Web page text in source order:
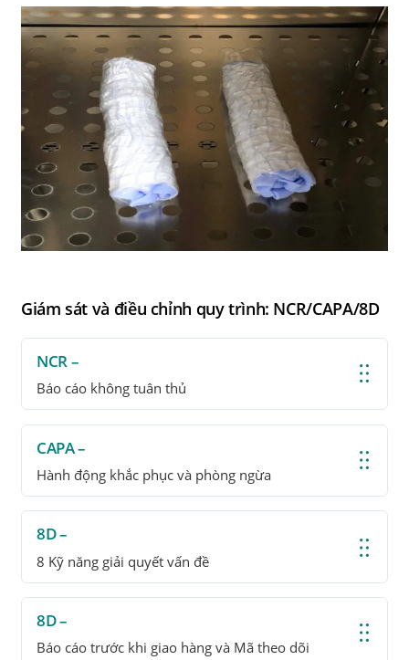
Giám sát và điều chỉnh quy trình: NCR/CAPA/8D
NCR –
Báo cáo không tuân thủ
CAPA –
Hành động khắc phục và phòng ngừa
8D –
8 Kỹ năng giải quyết vấn đề
8D –
Báo cáo trước khi giao hàng và Mã theo dõi